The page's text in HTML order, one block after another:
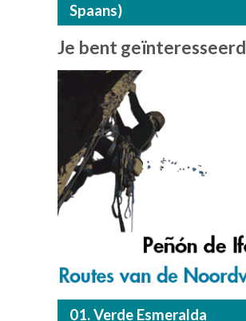
Spaans)
Je bent geïnteresseerd
01. Verde Esmeralda